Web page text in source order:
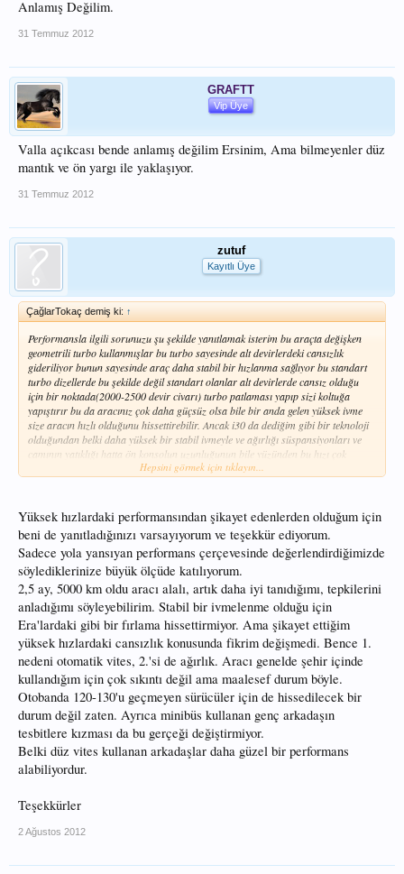
Anlamış Değilim.
31 Temmuz 2012
GRAFTT
Vip Üye
Valla açıkcası bende anlamış değilim Ersinim, Ama bilmeyenler düz
mantık ve ön yargı ile yaklaşıyor.
31 Temmuz 2012
zutuf
Kayıtlı Üye
ÇağlarTokaç demiş ki: ↑
Performansla ilgili sorunuzu şu şekilde yanıtlamak isterim bu araçta değişken
geometrili turbo kullanmışlar bu turbo sayesinde alt devirlerdeki cansızlık
gideriliyor bunun sayesinde araç daha stabil bir hızlanma sağlıyor bu standart
turbo dizellerde bu şekilde değil standart olanlar alt devirlerde cansız olduğu
için bir noktada(2000-2500 devir civarı) turbo patlaması yapıp sizi koltuğa
yapıştırır bu da aracınız çok daha güçsüz olsa bile bir anda gelen yüksek ivme
size aracın hızlı olduğunu hissettirebilir. Ancak i30 da dediğim gibi bir teknoloji
olduğundan belki daha yüksek bir stabil ivmeyle ve ağırlığı süspansiyonları ve
camının yatıklığı hatta ön konsolun uzunluğunun bile yüzünden bu hızı çok
hissetmiyorsunuz araç hırçın bir performanstan çok, güçlü bir konfora
işinin ustası kişilere yönlendirebilirim çok verimli bir motor yapmışlar hiç bir
modifikasyona gidilmeden araç 180 Hp 350-400 Nm tork u sağlıklı bir şekilde
sakin kullanımda yakıtınızı arttırmadan(hatta mantıklı kullanımda 1lt
civarlarında tasarrufla) verebiliyor ki bence bu verilerle birlikte iyi bir pilotajla
0-100 km/h hızlanması 10.9 sn den 8-8,5sn civarlarına düşeceğine inanıyorum..
Umarım yardımcı olabilmişimdir...
Hepsini görmek için tıklayın...
Yüksek hızlardaki performansından şikayet edenlerden olduğum için
beni de yanıtladığınızı varsayıyorum ve teşekkür ediyorum.
Sadece yola yansıyan performans çerçevesinde değerlendirdiğimizde
söylediklerinize büyük ölçüde katılıyorum.
2,5 ay, 5000 km oldu aracı alalı, artık daha iyi tanıdığımı, tepkilerini
anladığımı söyleyebilirim. Stabil bir ivmelenme olduğu için
Era'lardaki gibi bir fırlama hissettirmiyor. Ama şikayet ettiğim
yüksek hızlardaki cansızlık konusunda fikrim değişmedi. Bence 1.
nedeni otomatik vites, 2.'si de ağırlık. Aracı genelde şehir içinde
kullandığım için çok sıkıntı değil ama maalesef durum böyle.
Otobanda 120-130'u geçmeyen sürücüler için de hissedilecek bir
durum değil zaten. Ayrıca minibüs kullanan genç arkadaşın
tesbitlere kızması da bu gerçeği değiştirmiyor.
Belki düz vites kullanan arkadaşlar daha güzel bir performans
alabiliyordur.
Teşekkürler
2 Ağustos 2012